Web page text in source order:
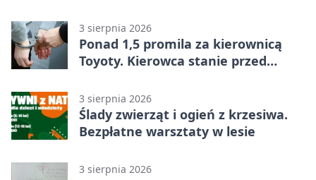
3 sierpnia 2026
Ponad 1,5 promila za kierownicą
Toyoty. Kierowca stanie przed
3 sierpnia 2026
Ślady zwierząt i ogień z krzesiwa.
Bezpłatne warsztaty w lesie
3 sierpnia 2026